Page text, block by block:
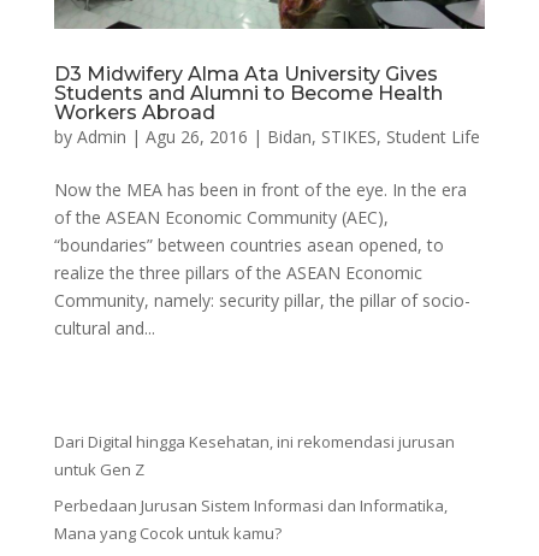
D3 Midwifery Alma Ata University Gives
Students and Alumni to Become Health
Workers Abroad
by Admin | Agu 26, 2016 | Bidan, STIKES, Student Life
Now the MEA has been in front of the eye. In the era
of the ASEAN Economic Community (AEC),
“boundaries” between countries asean opened, to
realize the three pillars of the ASEAN Economic
Community, namely: security pillar, the pillar of socio-
cultural and...
Dari Digital hingga Kesehatan, ini rekomendasi jurusan
untuk Gen Z
Perbedaan Jurusan Sistem Informasi dan Informatika,
Mana yang Cocok untuk kamu?